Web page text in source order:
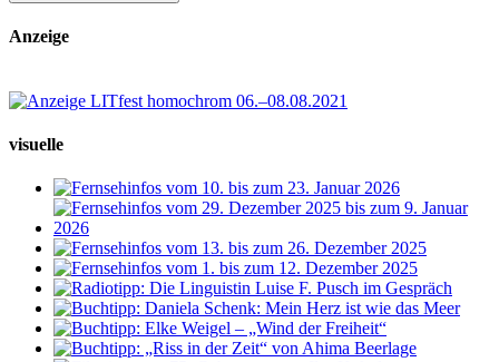
Anzeige
visuelle